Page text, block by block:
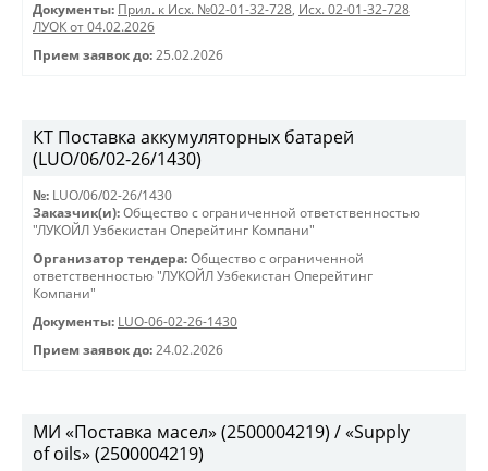
Документы: Прил. к Исх. №02-01-32-728, Исх. 02-01-32-728
ЛУОК от 04.02.2026
Прием заявок до: 25.02.2026
КТ Поставка аккумуляторных батарей
(LUO/06/02-26/1430)
№: LUO/06/02-26/1430
Заказчик(и): Общество с ограниченной ответственностью
"ЛУКОЙЛ Узбекистан Оперейтинг Компани"
Организатор тендера: Общество с ограниченной
ответственностью "ЛУКОЙЛ Узбекистан Оперейтинг
Компани"
Документы: LUO-06-02-26-1430
Прием заявок до: 24.02.2026
МИ «Поставка масел» (2500004219) / «Supply
of oils» (2500004219)